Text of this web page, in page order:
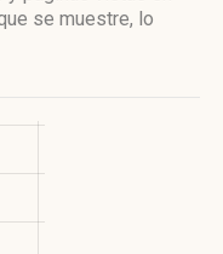
se muestre, lo